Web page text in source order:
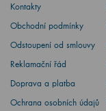
Kontakty
Obchodní podmínky
Odstoupení od smlouvy
Reklamační řád
Doprava a platba
Ochrana osobních údajů